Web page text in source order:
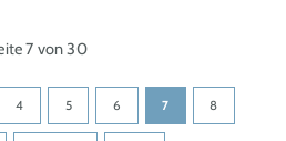
7 von 30
4 5 6 7 8